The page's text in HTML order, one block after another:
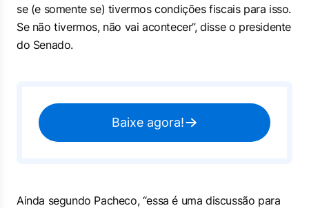
se (e somente se) tivermos condições fiscais para isso.
Se não tivermos, não vai acontecer”, disse o presidente
do Senado.
Baixe agora!
Ainda segundo Pacheco, “essa é uma discussão para